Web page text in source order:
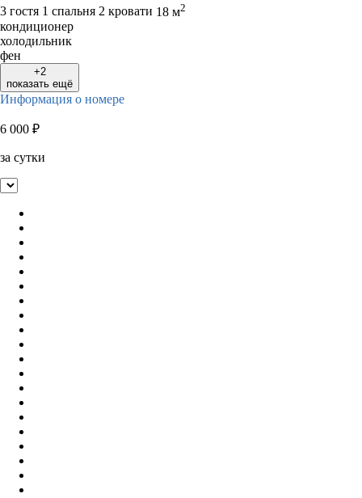
3 гостя 1 спальня 2 кровати 18 м2
кондиционер
холодильник
фен
+2
показать ещё
Информация о номере
6 000 ₽
за сутки